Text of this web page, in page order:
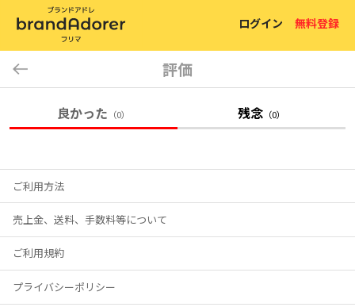
ログイン 無料登録
評価
良かった （0） 残念 （0）
ご利用方法
売上金、送料、手数料等について
ご利用規約
プライバシーポリシー